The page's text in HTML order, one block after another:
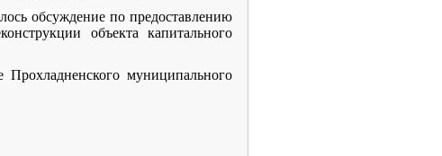
обсуждениепо предоставлению
объекта капитального
муниципального